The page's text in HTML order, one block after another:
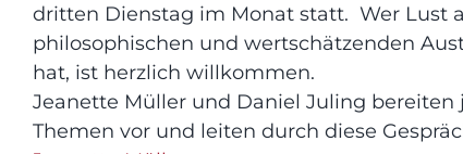
dritten Dienstag im Monat statt. Wer Lust
philosophischen und wertschätzenden
hat, ist herzlich willkommen.
Jeanette Müller und Daniel Juling bereiten
Themen vor und leiten durch diese